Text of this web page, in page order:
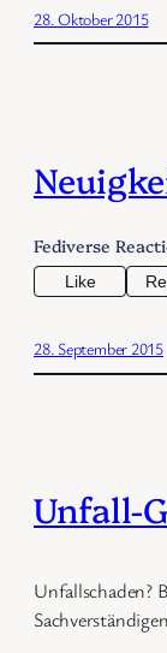
28. Oktober 2015
Fediverse
Like
28. September 2015
Unfall-
Unfallschaden?